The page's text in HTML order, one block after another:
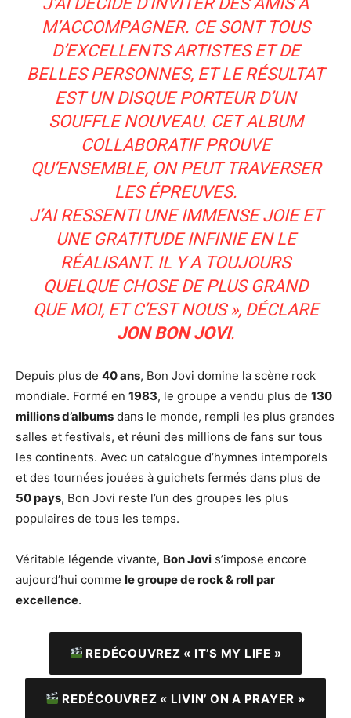
M’ACCOMPAGNER. CE SONT TOUS
D’EXCELLENTS ARTISTES ET DE
BELLES PERSONNES, ET LE RÉSULTAT
EST UN DISQUE PORTEUR D’UN
SOUFFLE NOUVEAU. CET ALBUM
COLLABORATIF PROUVE
QU’ENSEMBLE, ON PEUT TRAVERSER
LES ÉPREUVES.
J’AI RESSENTI UNE IMMENSE JOIE ET
UNE GRATITUDE INFINIE EN LE
RÉALISANT. IL Y A TOUJOURS
QUELQUE CHOSE DE PLUS GRAND
QUE MOI, ET C’EST NOUS », DÉCLARE
JON BON JOVI.
Depuis plus de 40 ans, Bon Jovi domine la scène rock
mondiale. Formé en 1983, le groupe a vendu plus de 130
millions d’albums dans le monde, rempli les plus grandes
salles et festivals, et réuni des millions de fans sur tous
les continents. Avec un catalogue d’hymnes intemporels
et des tournées jouées à guichets fermés dans plus de
50 pays, Bon Jovi reste l’un des groupes les plus
populaires de tous les temps.
Véritable légende vivante, Bon Jovi s’impose encore
aujourd’hui comme le groupe de rock & roll par
excellence.
REDÉCOUVREZ « IT’S MY LIFE »
REDÉCOUVREZ « LIVIN’ ON A PRAYER »